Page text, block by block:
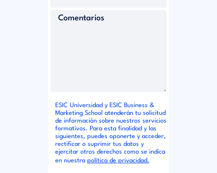
ESIC Universidad y ESIC Business &
Marketing School atenderán tu solicitud
de información sobre nuestros servicios
formativos. Para esta finalidad y las
siguientes, puedes oponerte y acceder,
rectificar o suprimir tus datos y
ejercitar otros derechos como se indica
en nuestra política de privacidad.